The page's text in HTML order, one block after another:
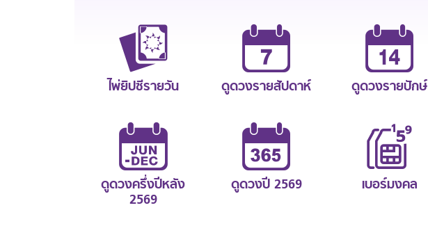
ไพ่ยิปซีรายวัน ดูดวงรายสัปดาห์ ดูดวงรายปักษ์
ดูดวงครึ่งปีหลัง
2569
ดูดวงปี 2569 เบอร์มงคล